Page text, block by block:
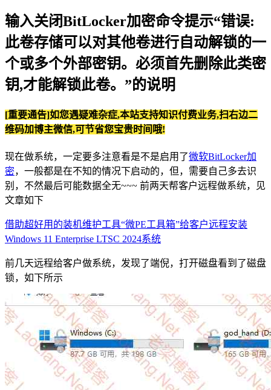
输入关闭BitLocker加密命令提示“错误:
此卷存储可以对其他卷进行自动解锁的一
个或多个外部密钥。必须首先删除此类密
钥,才能解锁此卷。”的说明
[重要通告]如您遇疑难杂症,本站支持知识付费业务,扫右边二
维码加博主微信,可节省您宝贵时间哦!
现在做系统，一定要多注意看是不是启用了微软BitLocker加
密，一般都是在不知的情况下启动的，但，需要自己多去识
别，不然最后可能数据全无~~~ 前两天帮客户远程做系统，见
文章如下
借助超好用的装机维护工具“微PE工具箱”给客户远程安装
Windows 11 Enterprise LTSC 2024系统
前几天远程给客户做系统，发现了端倪，打开磁盘看到了磁盘
锁，如下所示